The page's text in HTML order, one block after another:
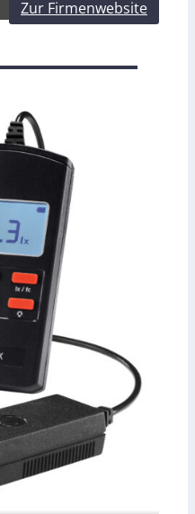
Zur Firmenwebsite